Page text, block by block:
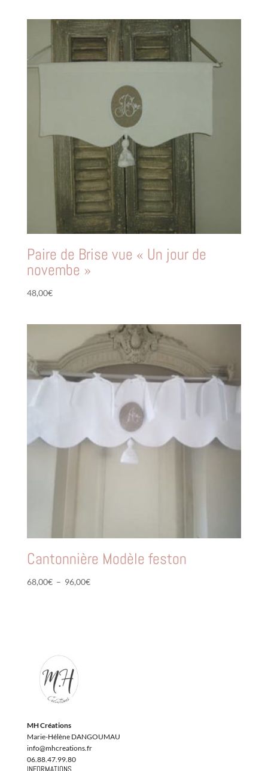
Paire de Brise vue « Un jour de
novembe »
48,00€
Cantonnière Modèle feston
68,00€ – 96,00€Plage
MH Créations
Marie-Hélène DANGOUMAU
info@mhcreations.fr
06.88.47.99.80
INFORMATIONS